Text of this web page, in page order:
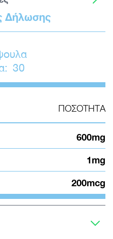
Δήλωσης
30
ΠΟΣΟΤΗΤΑ
600mg
1mg
200mcg